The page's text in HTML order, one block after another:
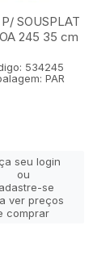
SOUSPLAT
245 35 cm
534245
PAR
seu login
ou
se
ver preços
comprar